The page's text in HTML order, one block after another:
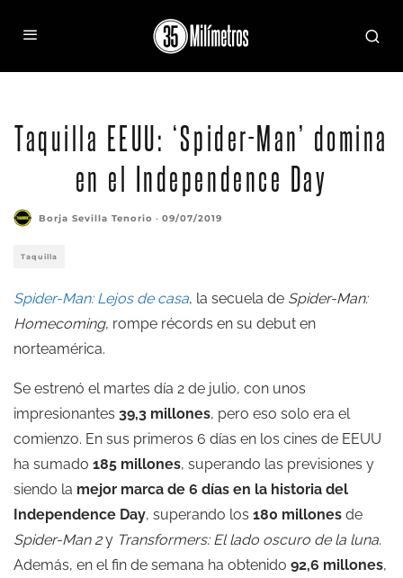
Taquilla EEUU: ‘Spider-Man’ domina
en el Independence Day
Borja Sevilla Tenorio · 09/07/2019
Taquilla
Spider-Man: Lejos de casa, la secuela de Spider-Man:
Homecoming, rompe récords en su debut en
norteamérica.
Se estrenó el martes día 2 de julio, con unos
impresionantes 39,3 millones, pero eso solo era el
comienzo. En sus primeros 6 días en los cines de EEUU
ha sumado 185 millones, superando las previsiones y
siendo la mejor marca de 6 días en la historia del
Independence Day, superando los 180 millones de
Spider-Man 2y Transformers: El lado oscuro de la luna.
Además, en el fin de semana ha obtenido 92,6 millones,